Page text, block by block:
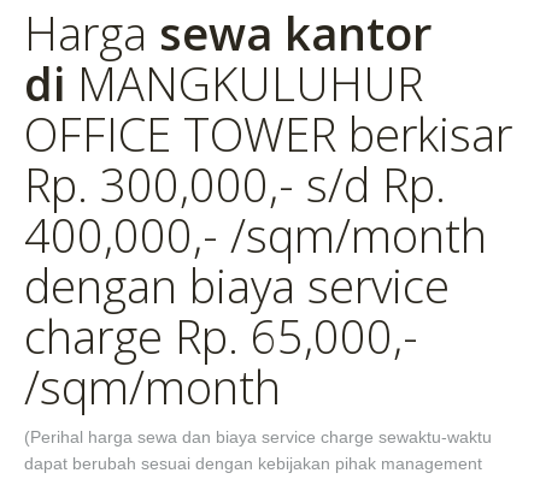
Harga sewa kantor
di MANGKULUHUR
OFFICE TOWER berkisar
Rp. 300,000,- s/d Rp.
400,000,- /sqm/month
dengan biaya service
charge Rp. 65,000,-
/sqm/month
(Perihal harga sewa dan biaya service charge sewaktu-waktu
dapat berubah sesuai dengan kebijakan pihak management